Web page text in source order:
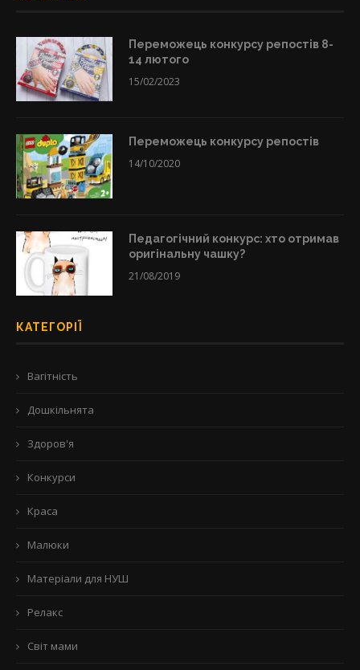
Переможець конкурсу репостів 8-
14 лютого
15/02/2023
Переможець конкурсу репостів
14/10/2020
Педагогічний конкурс: хто отримав
оригінальну чашку?
21/08/2019
КАТЕГОРІЇ
Вагітність
Дошкільнята
Здоров'я
Конкурси
Краса
Малюки
Матеріали для НУШ
Релакс
Світ мами